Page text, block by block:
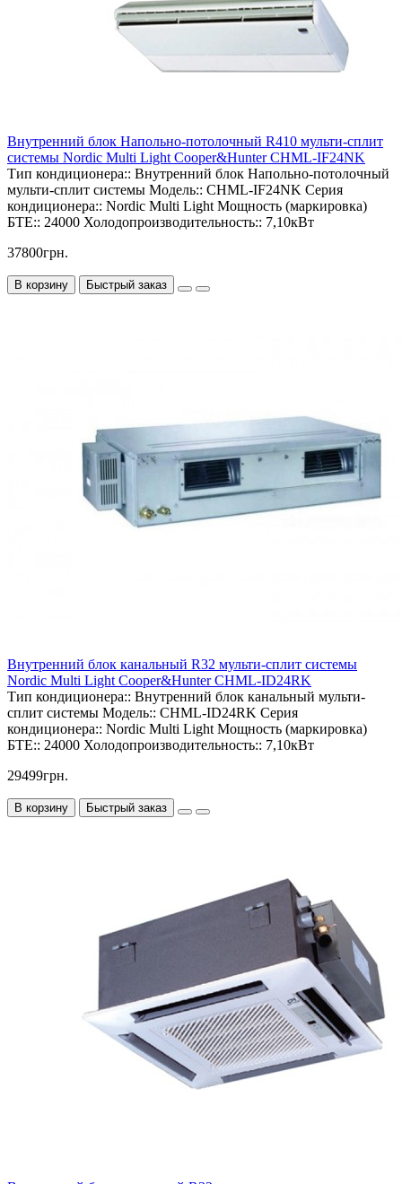
Внутренний блок Напольно-потолочный R410 мульти-сплит
системы Nordic Multi Light Cooper&Hunter CHML-IF24NK
Тип кондиционера:: Внутренний блок Напольно-потолочный
мульти-сплит системы Модель:: CHML-IF24NK Серия
кондиционера:: Nordic Multi Light Мощность (маркировка)
БТЕ:: 24000 Холодопроизводительность:: 7,10кВт
37800грн.
В корзину Быстрый заказ
Внутренний блок канальный R32 мульти-сплит системы
Nordic Multi Light Cooper&Hunter CHML-ID24RK
Тип кондиционера:: Внутренний блок канальный мульти-
сплит системы Модель:: CHML-ID24RK Серия
кондиционера:: Nordic Multi Light Мощность (маркировка)
БТЕ:: 24000 Холодопроизводительность:: 7,10кВт
29499грн.
В корзину Быстрый заказ